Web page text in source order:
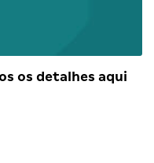
os detalhes aqui